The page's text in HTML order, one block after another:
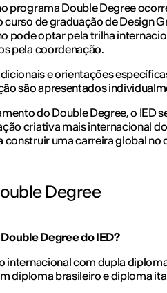
programa Double Degree
curso de graduação de Design
pode optar pela trilha
pela coordenação.
e orientações
são apresentados
do Double Degree, o IED
criativa mais internacional
construir uma carreira global no
Degree
Double Degree do IED?
internacional com dupla
diploma brasileiro e diploma